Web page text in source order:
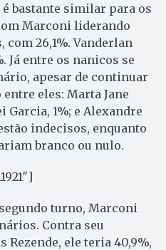
bastante similar para os
Marconi liderando
com 26,1%. Vanderlan
Já entre os nanicos se
apesar de continuar
eles: Marta Jane
Garcia, 1%; e Alexandre
indecisos, enquanto
branco ou nulo.
turno, Marconi
Contra seu
ele teria 40,9%,